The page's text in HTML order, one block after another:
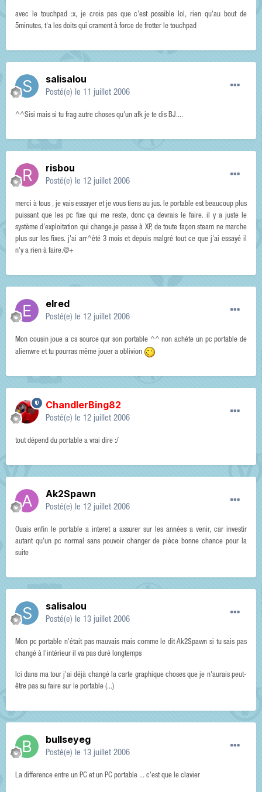
avec le touchpad :x, je crois pas que c'est possible lol, rien qu'au bout de
5minutes, t'a les doits qui crament à force de frotter le touchpad
salisalou
Posté(e) le 11 juillet 2006
^^Sisi mais si tu frag autre choses qu'un afk je te dis BJ....
risbou
Posté(e) le 12 juillet 2006
merci à tous , je vais essayer et je vous tiens au jus. le portable est beaucoup plus
puissant que les pc fixe qui me reste, donc ça devrais le faire. il y a juste le
système d'exploitation qui change.je passe à XP, de toute façon steam ne marche
plus sur les fixes. j'ai arr^èté 3 mois et depuis malgré tout ce que j'ai essayé il
n'y a rien à faire.@+
elred
Posté(e) le 12 juillet 2006
Mon cousin joue a cs source qur son portable ^^ non achéte un pc portable de
alienwre et tu pourras même jouer a oblivion
ChandlerBing82
Posté(e) le 12 juillet 2006
tout dépend du portable a vrai dire :/
Ak2Spawn
Posté(e) le 12 juillet 2006
Ouais enfin le portable a interet a assurer sur les années a venir, car investir
autant qu'un pc normal sans pouvoir changer de pièce bonne chance pour la
suite
salisalou
Posté(e) le 13 juillet 2006
Mon pc portable n'était pas mauvais mais comme le dit Ak2Spawn si tu sais pas
changé à l'intérieur il va pas duré longtemps
Ici dans ma tour j'ai déjà changé la carte graphique choses que je n'aurais peut-
être pas su faire sur le portable (...)
bullseyeg
Posté(e) le 13 juillet 2006
La difference entre un PC et un PC portable ... c'est que le clavier